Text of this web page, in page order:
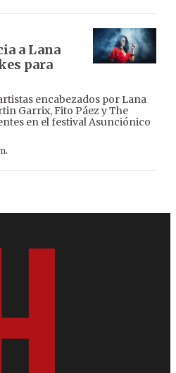
a Lana
para
encabezados por Lana
Garrix, Fito Páez y The
en el festival Asunciónico